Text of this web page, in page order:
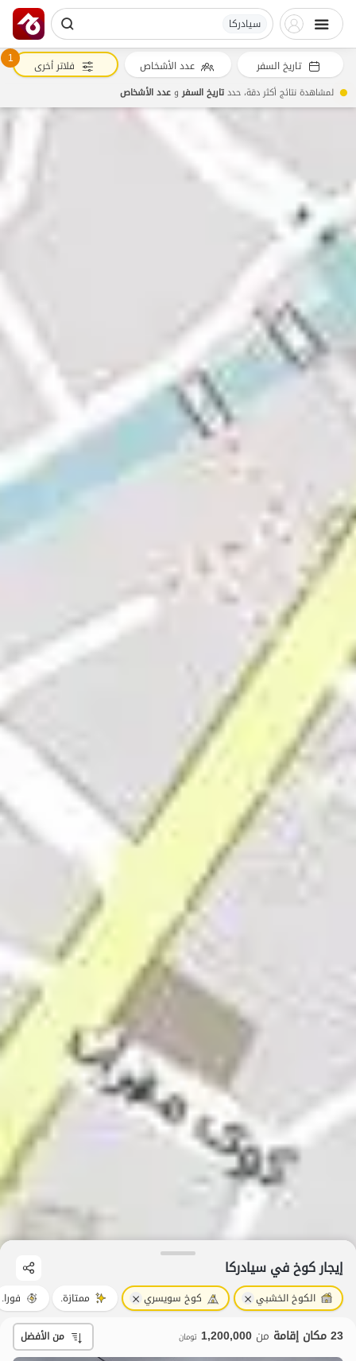
سیادرکا
إيجار كوخ في سیادرکا
الكوخ الخشبي كوخ سويسري ممتازة. فورا.
23 مكان إقامة من 1,200,000 تومان من الأفضل
تاريخ السفر عدد الأشخاص 1 فلاتر أخرى
لمشاهدة نتائج أكثر دقة، حددتاريخ السفروعدد الأشخاص